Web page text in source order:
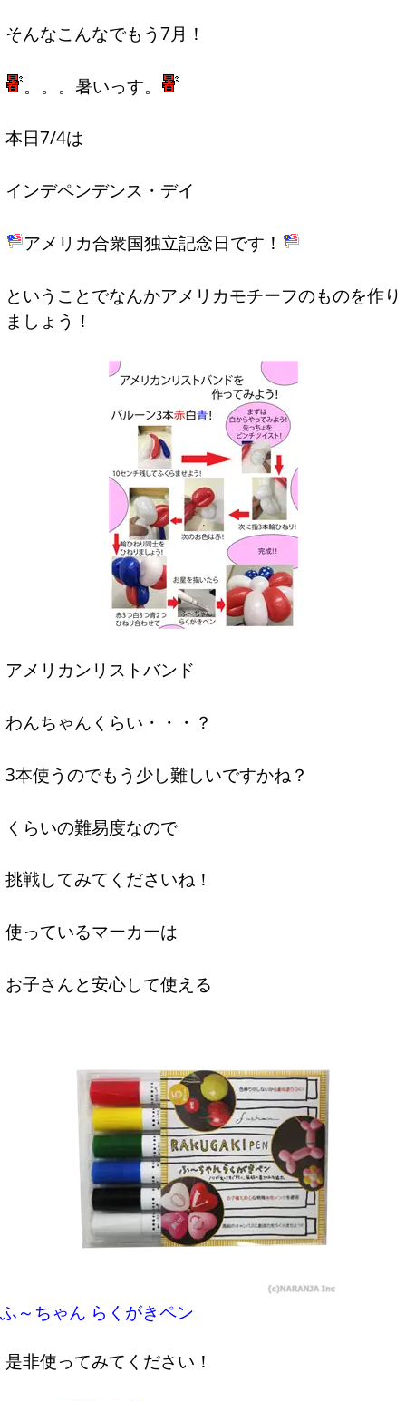
そんなこんなでもう7月！
。。。暑いっす。
本日7/4は
インデペンデンス・デイ
アメリカ合衆国独立記念日です！
ということでなんかアメリカモチーフのものを作り
ましょう！
アメリカンリストバンド
わんちゃんくらい・・・？
3本使うのでもう少し難しいですかね？
くらいの難易度なので
挑戦してみてくださいね！
使っているマーカーは
お子さんと安心して使える
ふ～ちゃん らくがきペン
是非使ってみてください！